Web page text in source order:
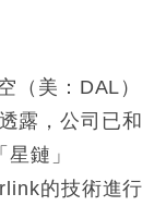
前 男子攜槍彈被捕
（美：DAL）
露，公司已和
鏈」
的技術進行